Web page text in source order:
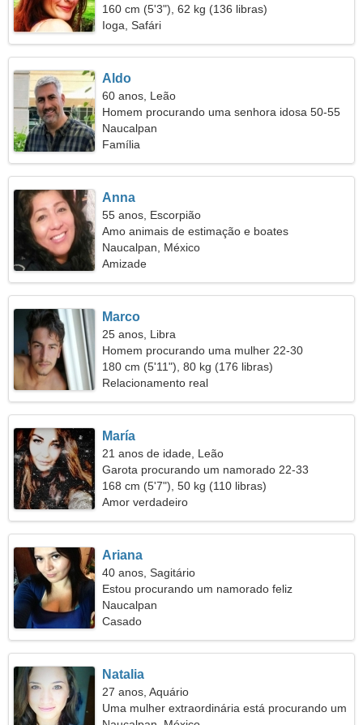
160 cm (5'3"), 62 kg (136 libras)
Ioga, Safári
Aldo
60 anos, Leão
Homem procurando uma senhora idosa 50-55
Naucalpan
Família
Anna
55 anos, Escorpião
Amo animais de estimação e boates
Naucalpan, México
Amizade
Marco
25 anos, Libra
Homem procurando uma mulher 22-30
180 cm (5'11"), 80 kg (176 libras)
Relacionamento real
María
21 anos de idade, Leão
Garota procurando um namorado 22-33
168 cm (5'7"), 50 kg (110 libras)
Amor verdadeiro
Ariana
40 anos, Sagitário
Estou procurando um namorado feliz
Naucalpan
Casado
Natalia
27 anos, Aquário
Uma mulher extraordinária está procurando um